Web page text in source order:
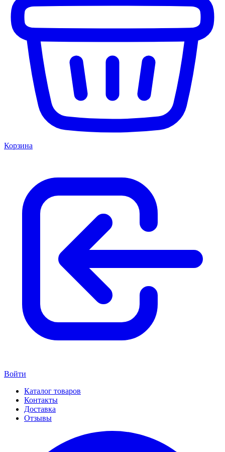
Корзина
Войти
Каталог товаров
Контакты
Доставка
Отзывы